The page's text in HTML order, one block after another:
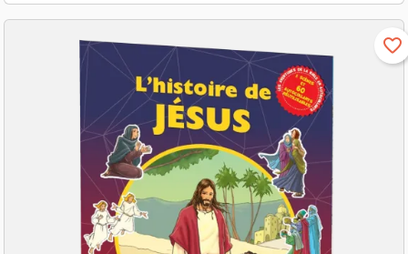
favorite_border